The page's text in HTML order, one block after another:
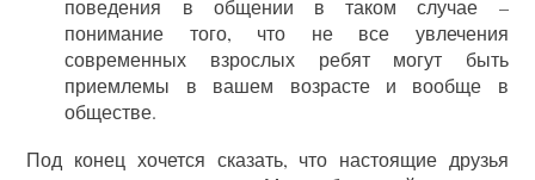
поведения в общении в таком случае –
понимание того, что не все увлечения
современных взрослых ребят могут быть
приемлемы в вашем возрасте и вообще в
обществе.
Под конец хочется сказать, что настоящие друзья